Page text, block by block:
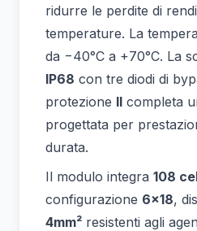
ridurre le perdite di
temperature. La
da −40°C a +70°C. La
IP68 con tre diodi di
protezione II completa
progettata per
durata.
Il modulo integra 108
configurazione 6×18,
4mm² resistenti agli